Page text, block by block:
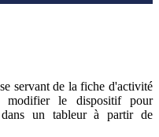
servant de la fiche d'activité
modifier le dispositif pour
dans un tableur à partir de